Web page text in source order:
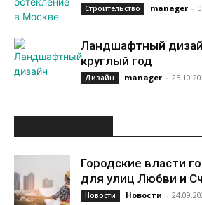
Строительство manager -
Ландшафтный
круглый год
Дизайн manager -
Городские власти
для улиц Любви и
Новости Новости -